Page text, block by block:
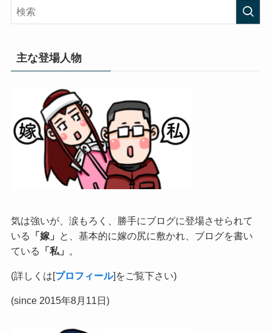
主な登場人物
気は強いが、涙もろく、勝手にブログに登場させられて
いる
「嫁」
と、基本的に嫁の尻に敷かれ、ブログを書い
ている
「私」
(詳しくは[プロフィール]をご覧下さい)
(since 2015年8月11日)